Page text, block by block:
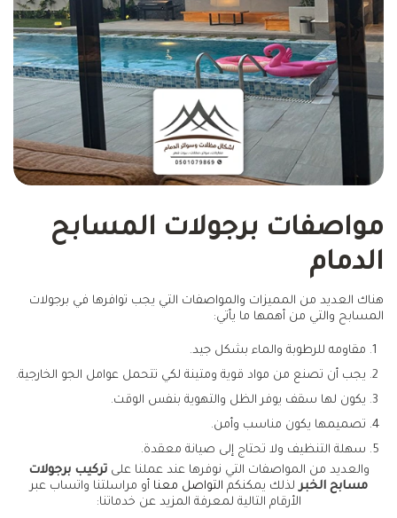
مواصفات برجولات المسابح
الدمام
هناك العديد من المميزات والمواصفات التي يجب توافرها في برجولات
المسابح والتي من أهمها ما يأتي:
مقاومه للرطوبة والماء بشكل جيد.
يجب أن تصنع من مواد قوية ومتينة لكي تتحمل عوامل الجو الخارجية.
يكون لها سقف يوفر الظل والتهوية بنفس الوقت.
تصميمها يكون مناسب وأمن.
سهلة التنظيف ولا تحتاج إلى صيانة معقدة.
والعديد من المواصفات التي نوفرها عند عملنا علىتركيب برجولات
مسابح الخبرلذلك يمكنكم التواصل معنا أو مراسلتنا واتساب عبر
الأرقام التالية لمعرفة المزيد عن خدماتنا: